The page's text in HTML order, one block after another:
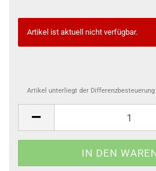
Artikel ist aktuell nicht verfügbar.
Artikel unterliegt der Differenzbesteuerung